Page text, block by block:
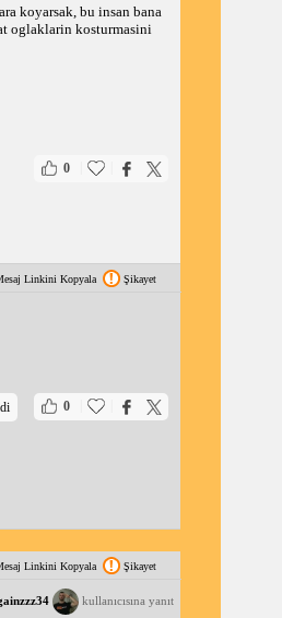
koyarsak, bu insan bana
oglaklarin kosturmasini
0
Linkini Kopyala Şikayet
0
Linkini Kopyala Şikayet
kullanıcısına yanıt